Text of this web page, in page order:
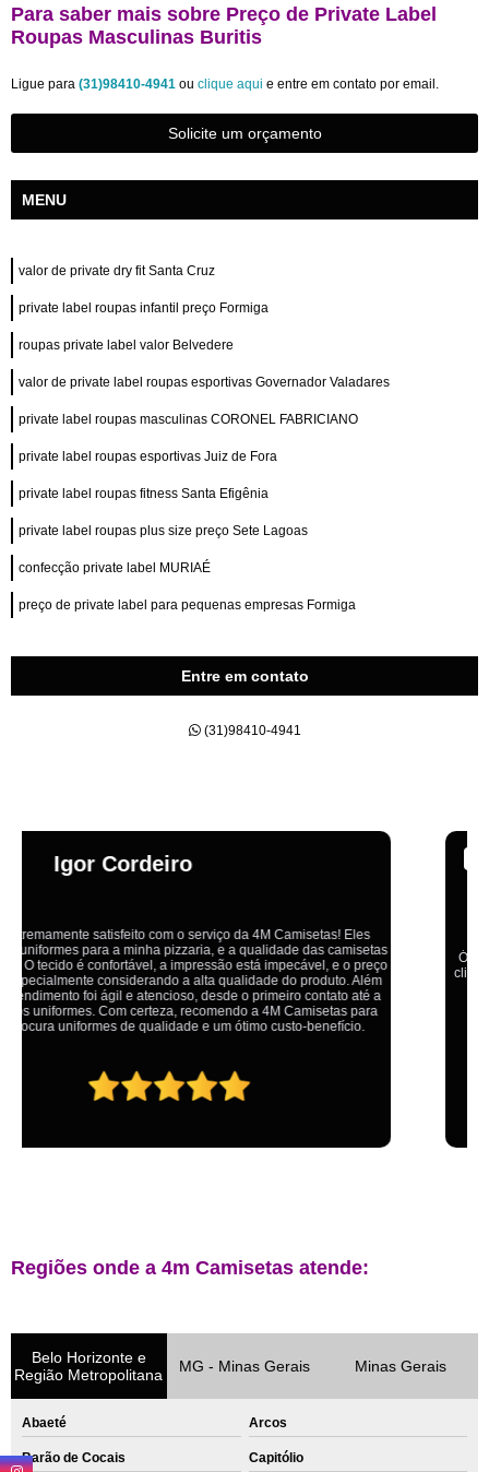
Para saber mais sobre Preço de Private Label
Roupas Masculinas Buritis
Ligue para (31)98410-4941 ou clique aqui e entre em contato por email.
Solicite um orçamento
MENU
valor de private dry fit Santa Cruz
private label roupas infantil preço Formiga
roupas private label valor Belvedere
valor de private label roupas esportivas Governador Valadares
private label roupas masculinas CORONEL FABRICIANO
private label roupas esportivas Juiz de Fora
private label roupas fitness Santa Efigênia
private label roupas plus size preço Sete Lagoas
confecção private label MURIAÉ
preço de private label para pequenas empresas Formiga
Entre em contato
(31)98410-4941
Emília
Ótimo atendimento,todos muito educados, prestativos e que colocam o
cliente em primeiro lugar. Qualquer lugar tem problemas,isso é fato, mas
aqui na 4M tudo é resolvido com calma e de forma que todos saem
ganhando no final.
Regiões onde a 4m Camisetas atende:
Belo Horizonte e
Região Metropolitana
MG - Minas Gerais Minas Gerais
Abaeté Arcos
Barão de Cocais Capitólio